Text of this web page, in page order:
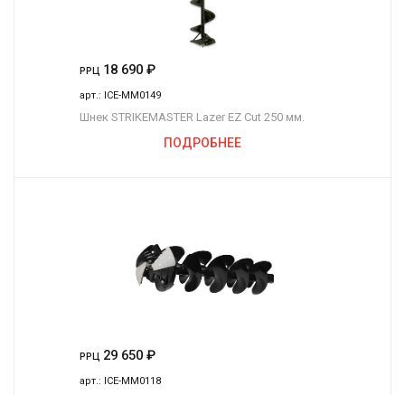
РРЦ 18 690 ₽
арт.: ICE-MM0149
Шнек STRIKEMASTER Lazer EZ Cut 250 мм.
ПОДРОБНЕЕ
РРЦ 29 650 ₽
арт.: ICE-MM0118